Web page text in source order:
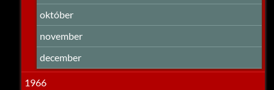
október
november
december
1966